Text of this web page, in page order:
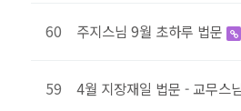
60 주지스님 9월 초하루 법문
59 4월 지장재일 법문 - 교무스